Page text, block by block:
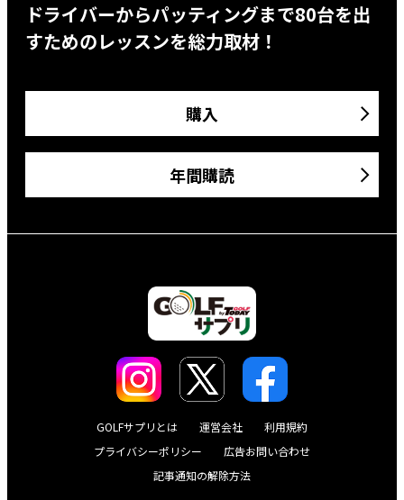
ドライバーからパッティングまで80台を出
すためのレッスンを総力取材！
購入
年間購読
GOLFサプリとは 運営会社
利用規約
プライバシーポリシー
広告お問い合わせ
記事通知の解除方法